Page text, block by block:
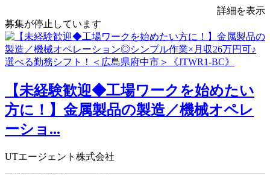
詳細を表示
募集が停止しています
【未経験歓迎◆工場ワークを始めたい
方に！】金属製品の製造／機械オペレ
ーショ...
UTエージェント株式会社